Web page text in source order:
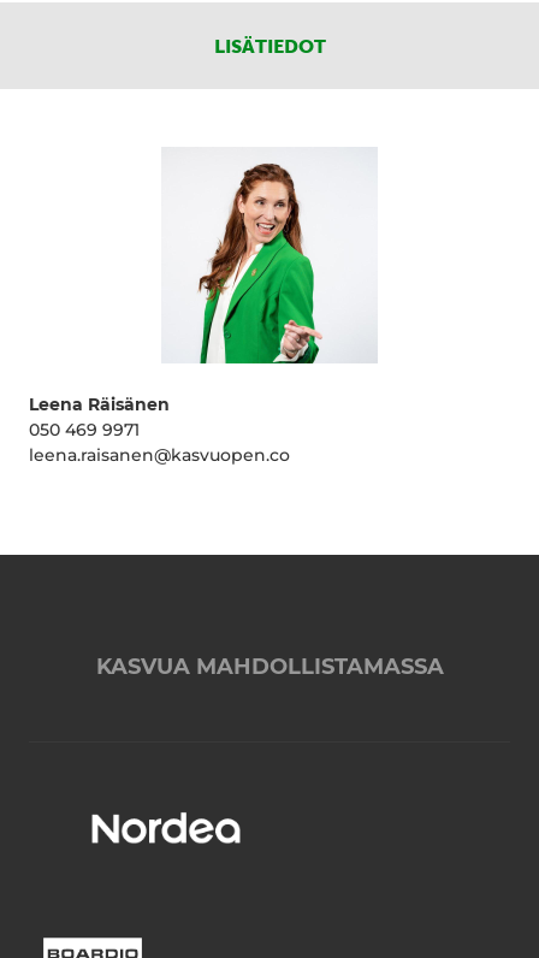
LISÄTIEDOT
Leena Räisänen
050 469 9971
leena.raisanen@kasvuopen.co
KASVUA MAHDOLLISTAMASSA